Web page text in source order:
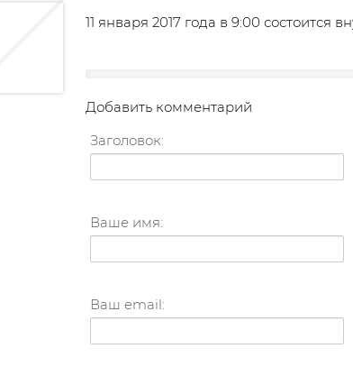
11 января 2017 года в 9:00
Добавить комментарий
Заголовок:
Ваше имя:
Ваш email: